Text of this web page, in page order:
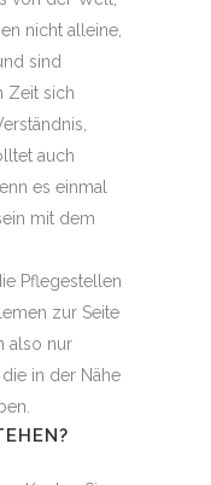
nicht alleine,
sind
Zeit sich
auch
es einmal
mit dem
Pflegestellen
zur Seite
also nur
in der Nähe